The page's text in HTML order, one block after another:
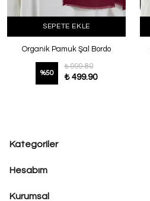
SEPETE EKLE
Organik Pamuk Şal Bordo
%50
₺ 999.80
₺ 499.90
Kategoriler
Hesabım
Kurumsal